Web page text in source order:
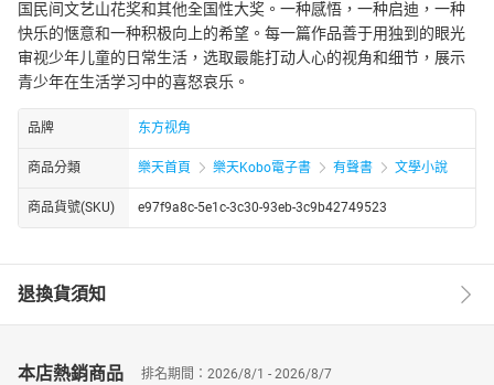
国民间文艺山花奖和其他全国性大奖。一种感悟，一种启迪，一种
快乐的惬意和一种积极向上的希望。每一篇作品善于用独到的眼光
审视少年儿童的日常生活，选取最能打动人心的视角和细节，展示
青少年在生活学习中的喜怒哀乐。
品牌 东方视角
商品分類 樂天首頁 樂天Kobo電子書 有聲書 文學小說
商品貨號(SKU) e97f9a8c-5e1c-3c30-93eb-3c9b42749523
退換貨須知
本店熱銷商品 排名期間：2026/8/1 - 2026/8/7